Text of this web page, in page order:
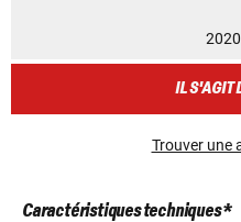
IL S'AGIT
Trouver une
Caractéristiques techniques *